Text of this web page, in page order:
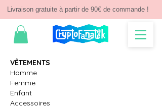
Livraison gratuite à partir de 90€ de commande !
VÊTEMENTS
Homme
Femme
Enfant
Accessoires